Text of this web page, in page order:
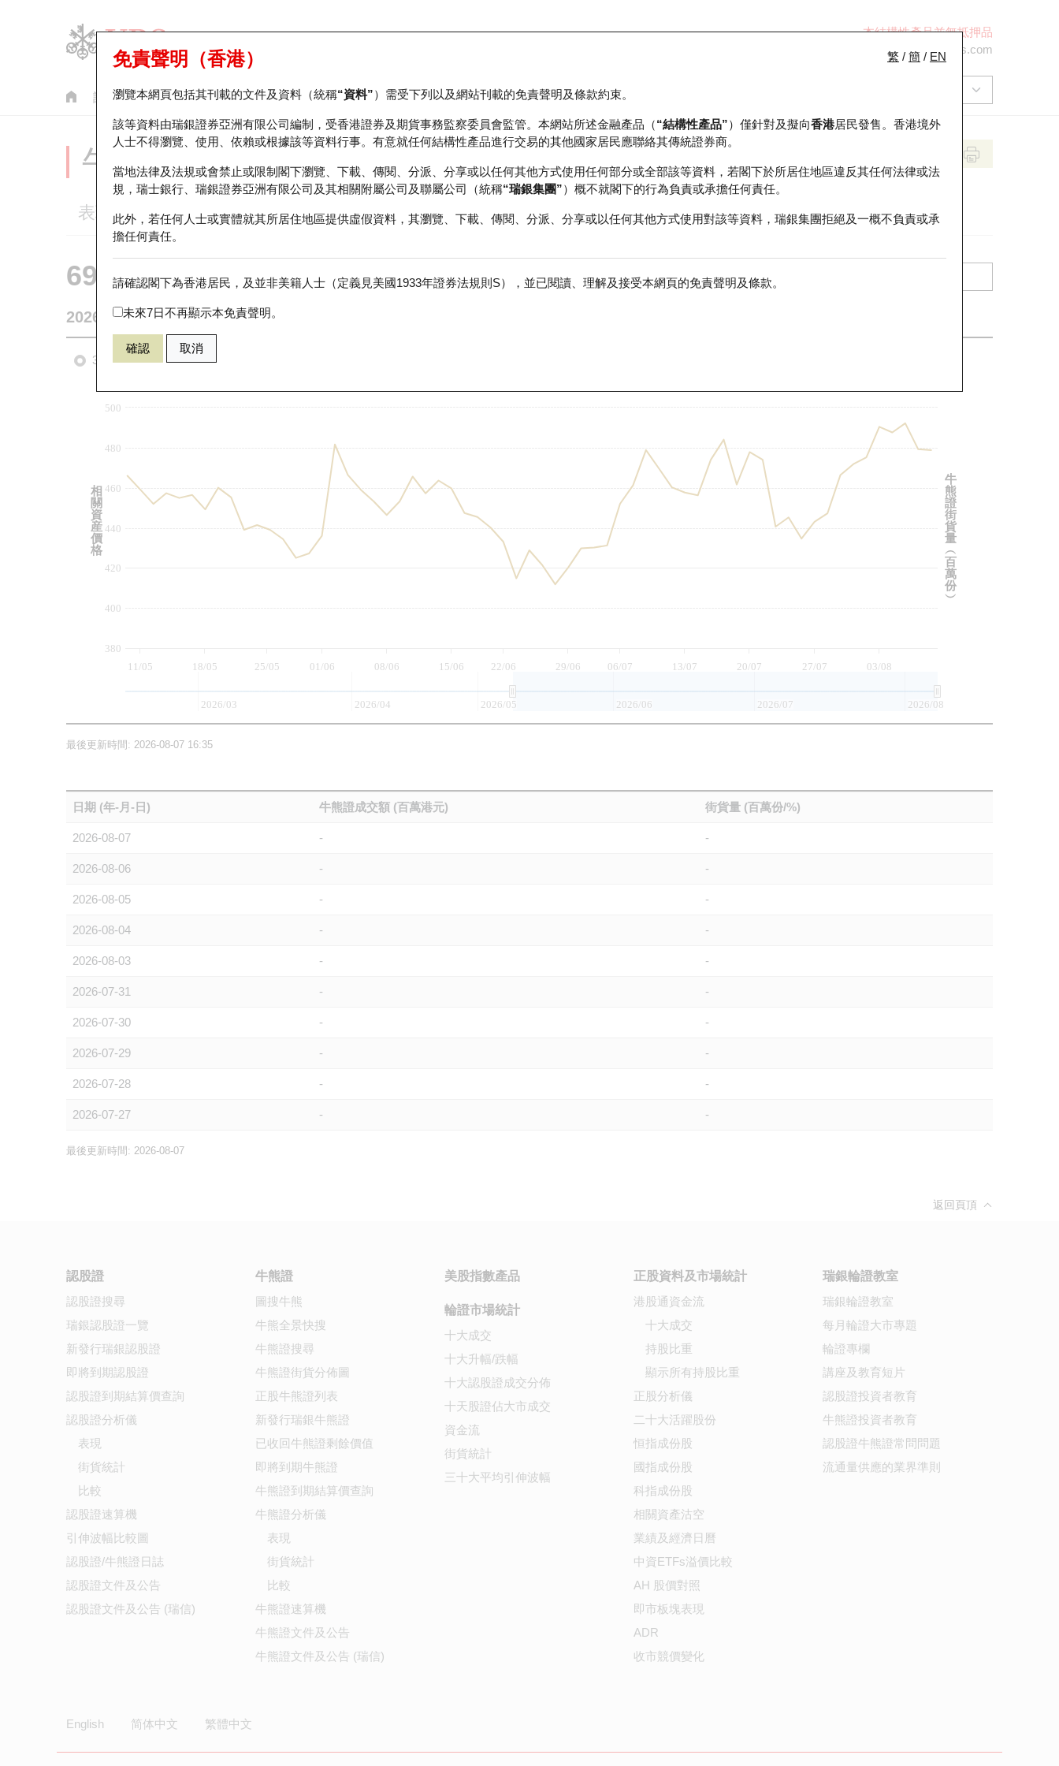
本結構性產品並無抵押品
ol-hkwarrants@ubs.com
認股證 牛熊證 美股指數產品 輪證市場統計 正股資料及市場統計 瑞銀輪證教室
繁 / 簡 / EN
免責聲明（香港）
瀏覽本網頁包括其刊載的文件及資料（統稱“資料”）需受下列以及網站刊載的免責聲明及條款約束。
該等資料由瑞銀證券亞洲有限公司編制，受香港證券及期貨事務監察委員會監管。本網站所述金融產品（“結構性產品”）僅針對及擬向香港居民發售。香港境外
人士不得瀏覽、使用、依賴或根據該等資料行事。有意就任何結構性產品進行交易的其他國家居民應聯絡其傳統證券商。
當地法律及法規或會禁止或限制閣下瀏覽、下載、傳閱、分派、分享或以任何其他方式使用任何部分或全部該等資料，若閣下於所居住地區違反其任何法律或法
規，瑞士銀行、瑞銀證券亞洲有限公司及其相關附屬公司及聯屬公司（統稱“瑞銀集團”）概不就閣下的行為負責或承擔任何責任。
此外，若任何人士或實體就其所居住地區提供虛假資料，其瀏覽、下載、傳閱、分派、分享或以任何其他方式使用對該等資料，瑞銀集團拒絕及一概不負責或承
擔任何責任。
請確認閣下為香港居民，及並非美籍人士（定義見美國1933年證券法規則S），並已閱讀、理解及接受本網頁的免責聲明及條款。
未來7日不再顯示本免責聲明。
確認 取消
牛熊證分析儀
表現 街貨統計 比較
69825 瑞銀熊證 0700 騰訊控股
2026-08-07 相關資產價格478.8
3個月 6個月
18/05 01/06 15/06 29/06 13/07 27/07
11/05 25/05 08/06 22/06 06/07 20/07 03/08
420
480
380
400
440
460
500
2026/03 2026/04 2026/05 2026/06 2026/07 2026/08
牛
熊
證
街
貨
量
︵
百
萬
份
︶
相
關
資
産
價
格
最後更新時間: 2026-08-07 16:35
日期 (年-月-日) 牛熊證成交額 (百萬港元) 街貨量 (百萬份/%)
2026-08-07 - -
2026-08-06 - -
2026-08-05 - -
2026-08-04 - -
2026-08-03 - -
2026-07-31 - -
2026-07-30 - -
2026-07-29 - -
2026-07-28 - -
2026-07-27 - -
最後更新時間: 2026-08-07
返回頁頂
認股證
認股證搜尋
瑞銀認股證一覽
新發行瑞銀認股證
即將到期認股證
認股證到期結算價查詢
認股證分析儀
表現
街貨統計
比較
認股證速算機
引伸波幅比較圖
認股證/牛熊證日誌
認股證文件及公告
認股證文件及公告 (瑞信)
牛熊證
圖搜牛熊
牛熊全景快搜
牛熊證搜尋
牛熊證街貨分佈圖
正股牛熊證列表
新發行瑞銀牛熊證
已收回牛熊證剩餘價值
即將到期牛熊證
牛熊證到期結算價查詢
牛熊證分析儀
表現
街貨統計
比較
牛熊證速算機
牛熊證文件及公告
牛熊證文件及公告 (瑞信)
美股指數產品
輪證市場統計
十大成交
十大升幅/跌幅
十大認股證成交分佈
十天股證佔大市成交
資金流
街貨統計
三十大平均引伸波幅
正股資料及市場統計
港股通資金流
十大成交
持股比重
顯示所有持股比重
正股分析儀
二十大活躍股份
恒指成份股
國指成份股
科指成份股
相關資產沽空
業績及經濟日曆
中資ETFs溢價比較
AH 股價對照
即市板塊表現
ADR
收市競價變化
瑞銀輪證教室
瑞銀輪證教室
每月輪證大市專題
輪證專欄
講座及教育短片
認股證投資者教育
牛熊證投資者教育
認股證牛熊證常問問題
流通量供應的業界準則
English 简体中文 繁體中文